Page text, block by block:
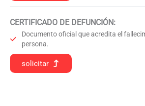
CERTIFICADO DE DEFUNCIÓN:
Documento oficial que acredita el
persona.
solicitar